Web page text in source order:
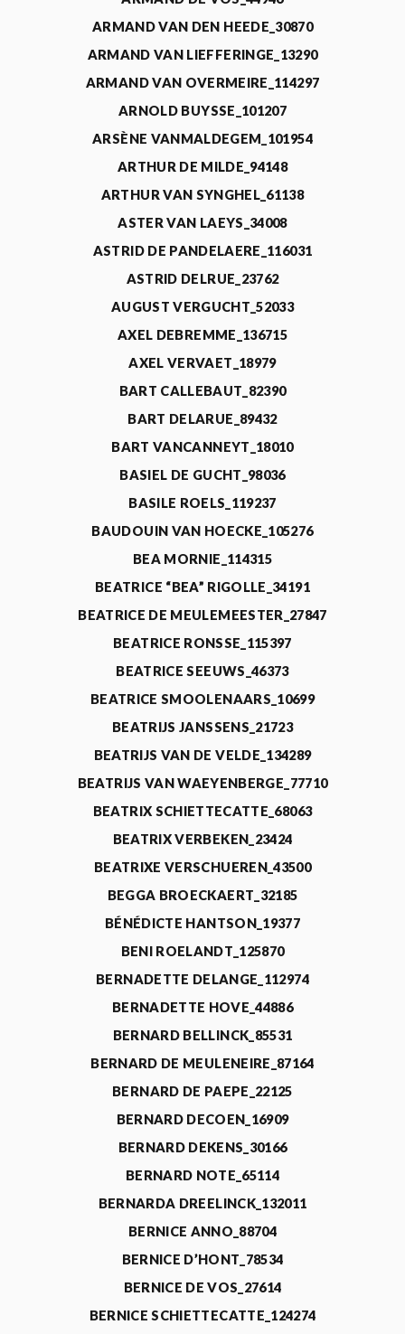
ARMAND VAN DEN HEEDE_30870
ARMAND VAN LIEFFERINGE_13290
ARMAND VAN OVERMEIRE_114297
ARNOLD BUYSSE_101207
ARSÈNE VANMALDEGEM_101954
ARTHUR DE MILDE_94148
ARTHUR VAN SYNGHEL_61138
ASTER VAN LAEYS_34008
ASTRID DE PANDELAERE_116031
ASTRID DELRUE_23762
AUGUST VERGUCHT_52033
AXEL DEBREMME_136715
AXEL VERVAET_18979
BART CALLEBAUT_82390
BART DELARUE_89432
BART VANCANNEYT_18010
BASIEL DE GUCHT_98036
BASILE ROELS_119237
BAUDOUIN VAN HOECKE_105276
BEA MORNIE_114315
BEATRICE “BEA” RIGOLLE_34191
BEATRICE DE MEULEMEESTER_27847
BEATRICE RONSSE_115397
BEATRICE SEEUWS_46373
BEATRICE SMOOLENAARS_10699
BEATRIJS JANSSENS_21723
BEATRIJS VAN DE VELDE_134289
BEATRIJS VAN WAEYENBERGE_77710
BEATRIX SCHIETTECATTE_68063
BEATRIX VERBEKEN_23424
BEATRIXE VERSCHUEREN_43500
BEGGA BROECKAERT_32185
BÉNÉDICTE HANTSON_19377
BENI ROELANDT_125870
BERNADETTE DELANGE_112974
BERNADETTE HOVE_44886
BERNARD BELLINCK_85531
BERNARD DE MEULENEIRE_87164
BERNARD DE PAEPE_22125
BERNARD DECOEN_16909
BERNARD DEKENS_30166
BERNARD NOTE_65114
BERNARDA DREELINCK_132011
BERNICE ANNO_88704
BERNICE D’HONT_78534
BERNICE DE VOS_27614
BERNICE SCHIETTECATTE_124274